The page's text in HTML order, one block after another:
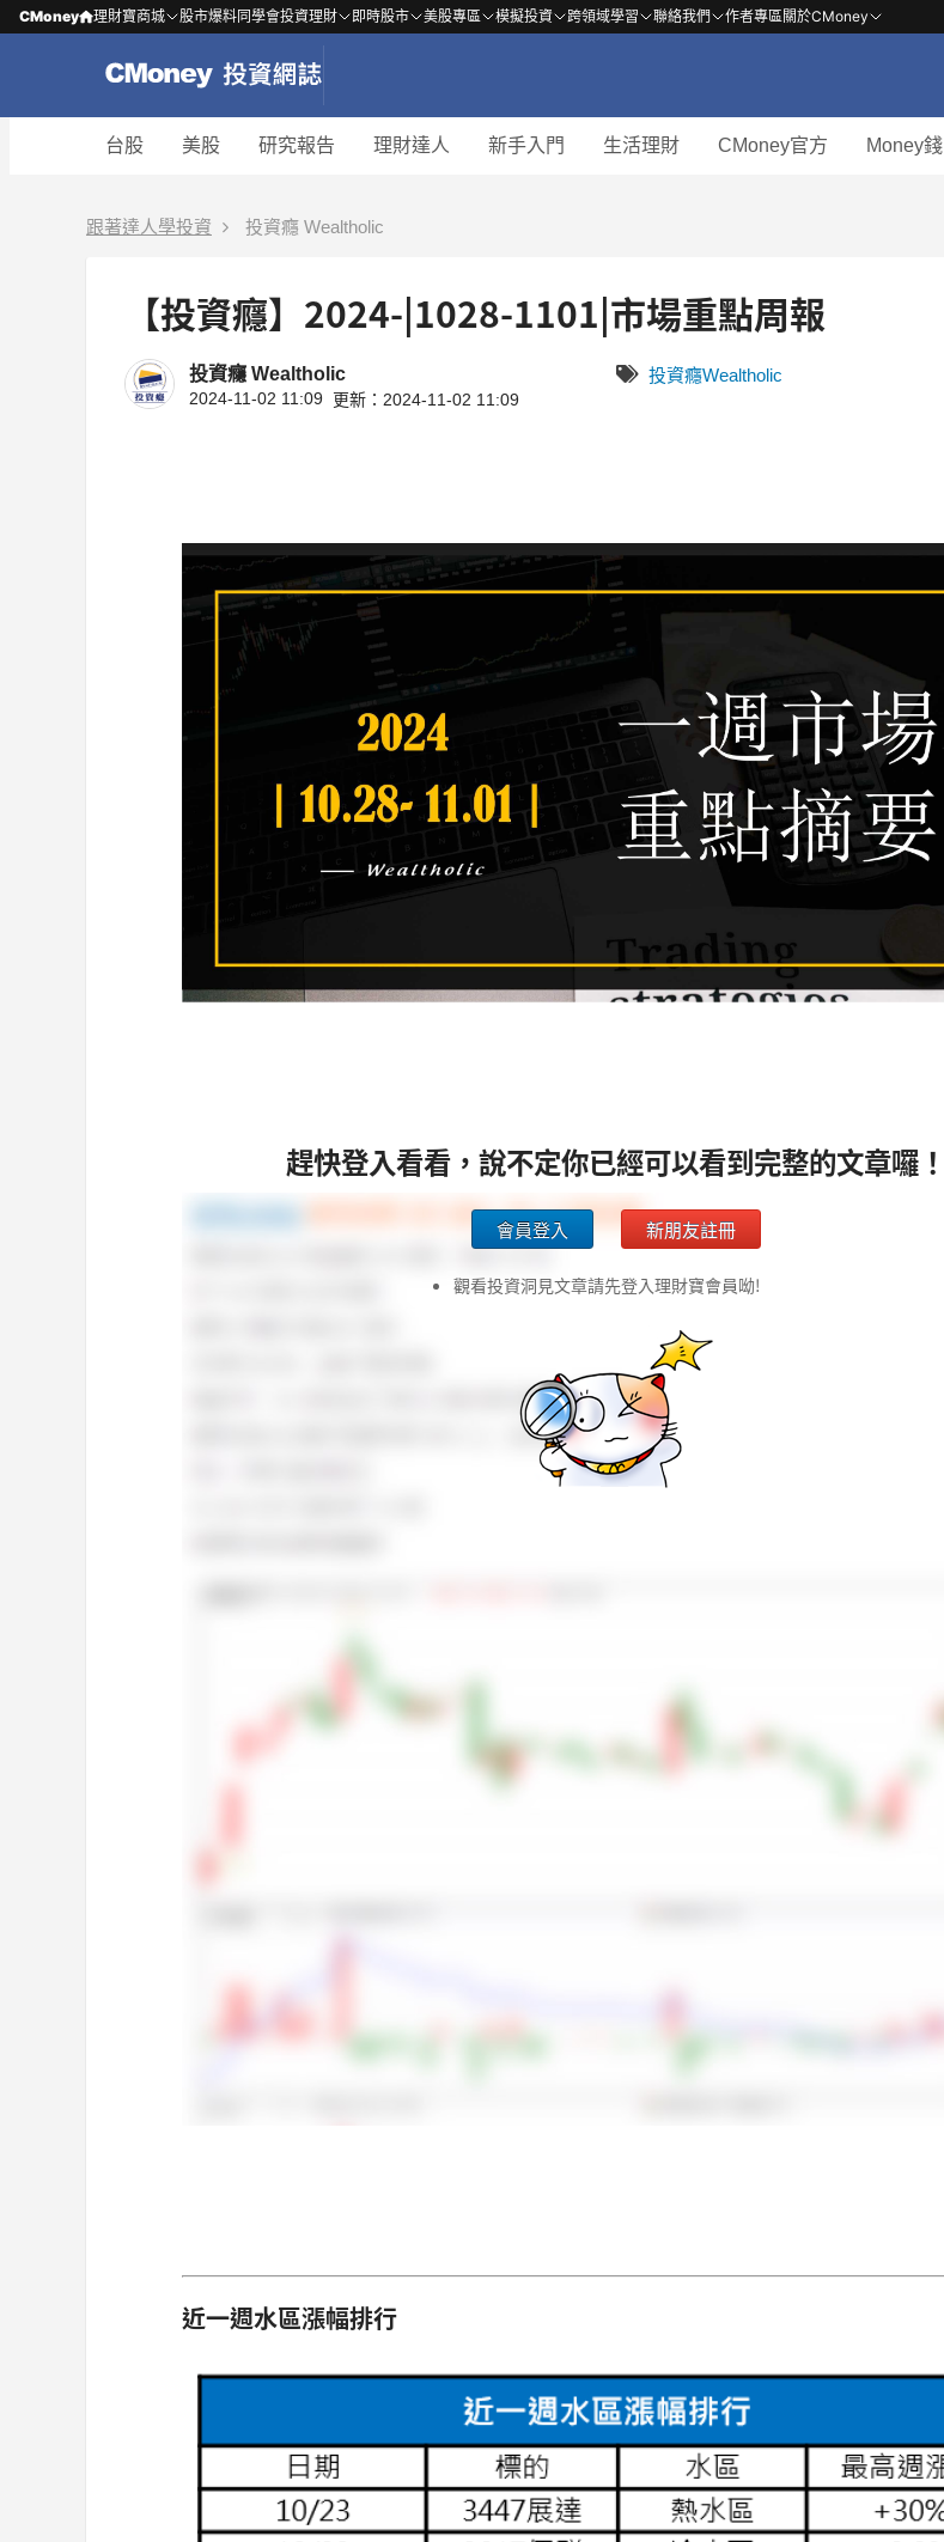
CMoney 理財寶商城 股市爆料同學會投資理財 即時股市 美股專區 模擬投資 跨領域學習 聯絡我們 作者專區關於CMoney
台股 美股 研究報告 理財達人 新手入門 生活理財 CMoney官方 Money錢
跟著達人學投資 投資癮 Wealtholic
【投資癮】2024-|1028-1101|市場重點周報
投資癮 Wealtholic
2024-11-02 11:09 更新：2024-11-02 11:09
投資癮Wealtholic
趕快登入看看，說不定你已經可以看到完整的文章囉！
會員登入 新朋友註冊
觀看投資洞見文章請先登入理財寶會員呦!
近一週水區漲幅排行